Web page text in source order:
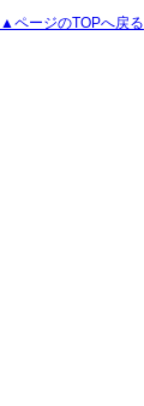
▲ページのTOPへ戻る